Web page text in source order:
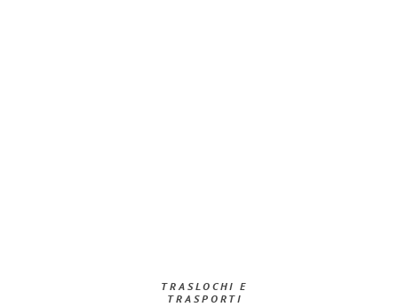
TRASLOCHI E
TRASPORTI​